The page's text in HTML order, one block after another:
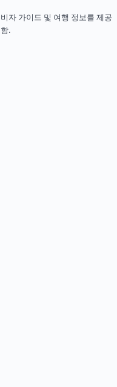
자 가이드 및 여행 정보를 제공
.